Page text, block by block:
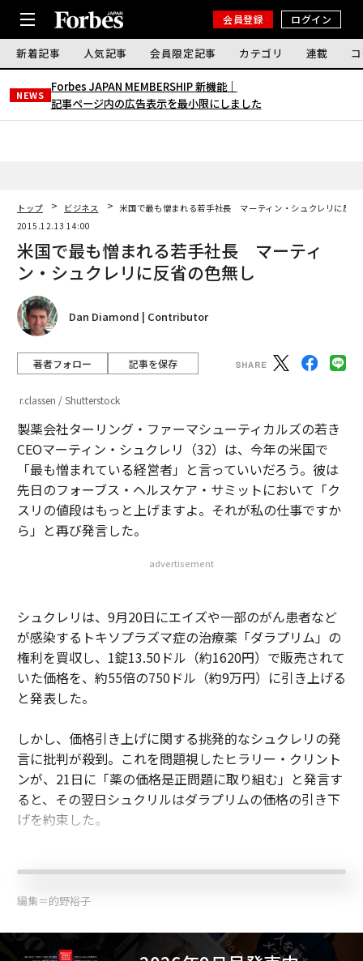
会員登録 ログイン
新着記事 人気記事 会員限定記事 カテゴリ 連載
NEWS
Forbes JAPAN MEMBERSHIP 新機能｜
記事ページ内の広告表示を最小限にしました
トップ ビジネス
米国で最も憎まれる若手社長 マーティン・シュクレリに反省
2015.12.13 14:00
米国で最も憎まれる若手社長 マーティ
ン・シュクレリに反省の色無し
Dan Diamond | Contributor
著者フォロー 記事を保存
r.classen / Shutterstock
製薬会社ターリング・ファーマシューティカルズの若き
CEOマーティン・シュクレリ（32）は、今年の米国で
「最も憎まれている経営者」と言っていいだろう。彼は
先日のフォーブス・ヘルスケア・サミットにおいて「ク
スリの値段はもっと上げますよ。それが私の仕事ですか
ら」と再び発言した。
advertisement
シュクレリは、9月20日にエイズや一部のがん患者など
が感染するトキソプラズマ症の治療薬「ダラプリム」の
権利を買収し、1錠13.50ドル（約1620円）で販売されて
いた価格を、約55倍の750ドル（約9万円）に引き上げる
と発表した。
しかし、価格引き上げに関する挑発的なシュクレリの発
言に批判が殺到。これを問題視したヒラリー・クリント
ンが、21日に「薬の価格是正問題に取り組む」と発言す
ると、その翌日シュクリルはダラプリムの価格の引き下
げを約束した。
編集＝的野裕子